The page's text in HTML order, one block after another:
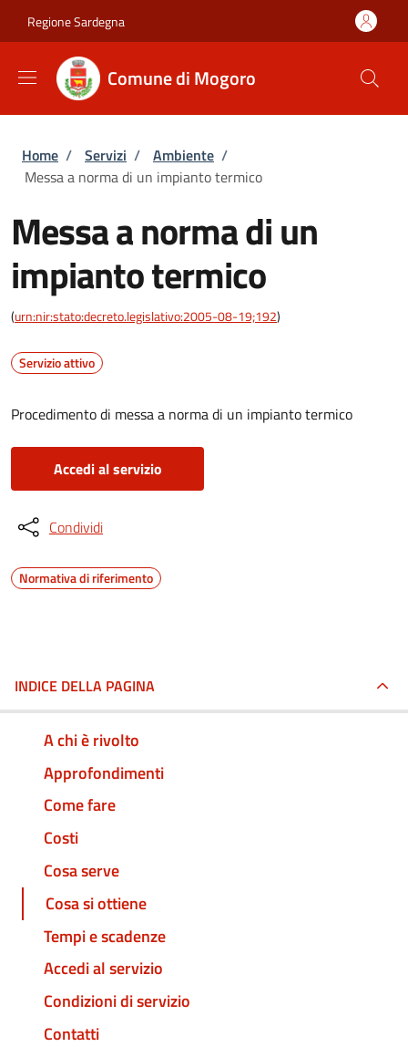
Regione Sardegna
Comune di Mogoro
Briciole di pane
Home / Servizi / Ambiente /
Messa a norma di un impianto termico
Messa a norma di un
impianto termico
(urn:nir:stato:decreto.legislativo:2005-08-19;192)
Servizio attivo
Procedimento di messa a norma di un impianto termico
Accedi al servizio
Condividi
Normativa di riferimento
INDICE DELLA PAGINA
A chi è rivolto
Approfondimenti
Come fare
Costi
Cosa serve
Cosa si ottiene
Tempi e scadenze
Accedi al servizio
Condizioni di servizio
Contatti